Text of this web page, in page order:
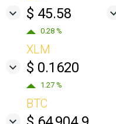
$ 45.58
0.28 %
XLM
$ 0.1620
1.27 %
BTC